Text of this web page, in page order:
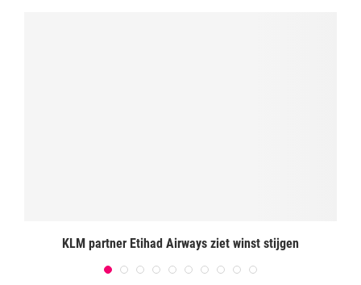
KLM partner Etihad Airways ziet winst stijgen